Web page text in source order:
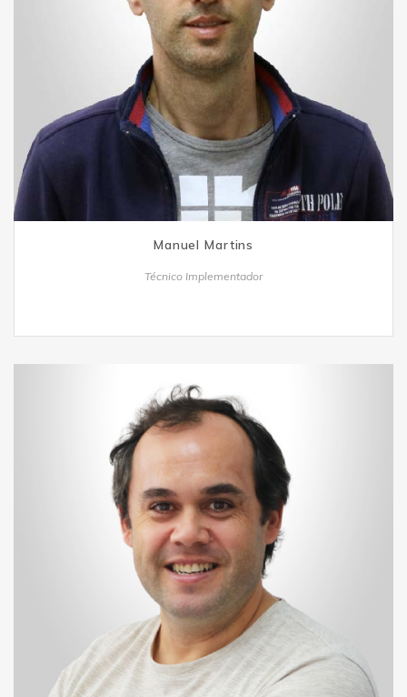
Manuel Martins
Técnico Implementador